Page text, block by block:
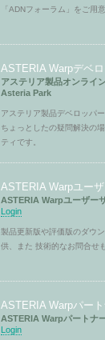
「ADNフォーラム」をご用
ASTERIA Warpデベ
アステリア製品オンライ
Asteria Park
アステリア製品デベロッパ
ちょっとしたの疑問解決の
ティです。
ASTERIA Warpユー
ASTERIA Warpユーザー
Login
製品更新版や評価版のダウ
供、また 技術的なお問合せ
ASTERIA Warpパー
ASTERIA Warpパートナ
Login